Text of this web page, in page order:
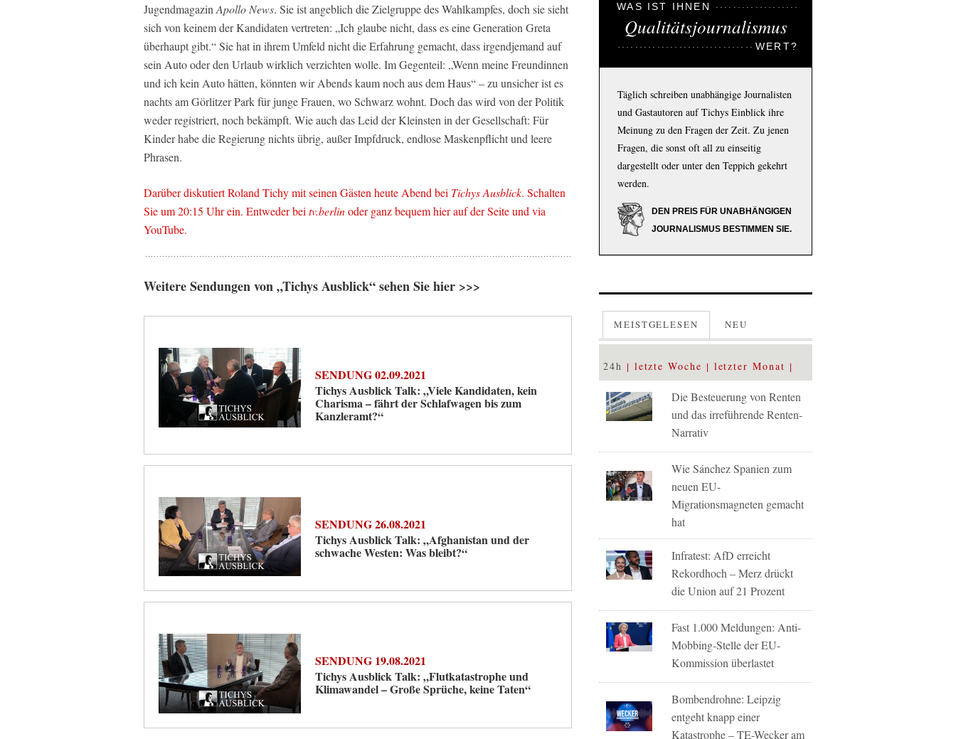
Jugendmagazin Apollo News. Sie ist angeblich die Zielgruppe des Wahlkampfes, doch sie sieht
sich von keinem der Kandidaten vertreten: „Ich glaube nicht, dass es eine Generation Greta
überhaupt gibt.“ Sie hat in ihrem Umfeld nicht die Erfahrung gemacht, dass irgendjemand auf
sein Auto oder den Urlaub wirklich verzichten wolle. Im Gegenteil: „Wenn meine Freundinnen
und ich kein Auto hätten, könnten wir Abends kaum noch aus dem Haus“ – zu unsicher ist es
nachts am Görlitzer Park für junge Frauen, wo Schwarz wohnt. Doch das wird von der Politik
weder registriert, noch bekämpft. Wie auch das Leid der Kleinsten in der Gesellschaft: Für
Kinder habe die Regierung nichts übrig, außer Impfdruck, endlose Maskenpflicht und leere
Phrasen.
Darüber diskutiert Roland Tichy mit seinen Gästen heute Abend bei Tichys Ausblick. Schalten
Sie um 20:15 Uhr ein. Entweder bei tv.berlinoder ganz bequem hier auf der Seite und via
YouTube.
Weitere Sendungen von „Tichys Ausblick“ sehen Sie hier >>>
SENDUNG 02.09.2021
Tichys Ausblick Talk: „Viele Kandidaten, kein
Charisma – fährt der Schlafwagen bis zum
Kanzleramt?“
SENDUNG 26.08.2021
Tichys Ausblick Talk: „Afghanistan und der
schwache Westen: Was bleibt?“
SENDUNG 19.08.2021
Tichys Ausblick Talk: „Flutkatastrophe und
Klimawandel – Große Sprüche, keine Taten“
WAS IST IHNEN
Qualitätsjournalismus
WERT?
Täglich schreiben unabhängige Journalisten
und Gastautoren auf Tichys Einblick ihre
Meinung zu den Fragen der Zeit. Zu jenen
Fragen, die sonst oft all zu einseitig
dargestellt oder unter den Teppich gekehrt
werden.
DEN PREIS FÜR UNABHÄNGIGEN
JOURNALISMUS BESTIMMEN SIE.
MEISTGELESEN NEU
24h letzte Woche letzter Monat
Die Besteuerung von Renten
und das irreführende Renten-
Narrativ
Wie Sánchez Spanien zum
neuen EU-
Migrationsmagneten gemacht
hat
Infratest: AfD erreicht
Rekordhoch – Merz drückt
die Union auf 21 Prozent
Fast 1.000 Meldungen: Anti-
Mobbing-Stelle der EU-
Kommission überlastet
Bombendrohne: Leipzig
entgeht knapp einer
Katastrophe – TE-Wecker am